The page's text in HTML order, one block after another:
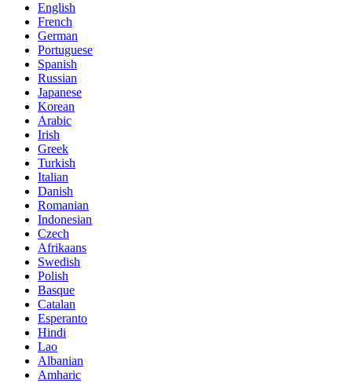
English
French
German
Portuguese
Spanish
Russian
Japanese
Korean
Arabic
Irish
Greek
Turkish
Italian
Danish
Romanian
Indonesian
Czech
Afrikaans
Swedish
Polish
Basque
Catalan
Esperanto
Hindi
Lao
Albanian
Amharic